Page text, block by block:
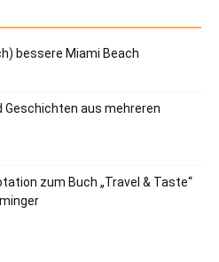
bessere Miami Beach
aus mehreren
zum Buch „Travel & Taste“